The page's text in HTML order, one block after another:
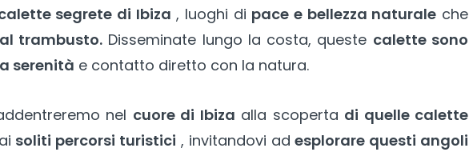
segrete di Ibiza , luoghi di pace e bellezza naturale che
trambusto. Disseminate lungo la costa, queste calette sono
serenità e contatto diretto con la natura.
nel cuore di Ibiza alla scoperta di quelle calette
soliti percorsi turistici , invitandovi adesplorare questi angoli